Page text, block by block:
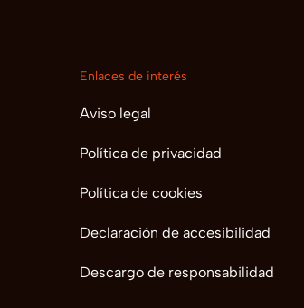
Enlaces de interés
Aviso legal
Política de privacidad
Política de cookies
Declaración de accesibilidad
Descargo de responsabilidad